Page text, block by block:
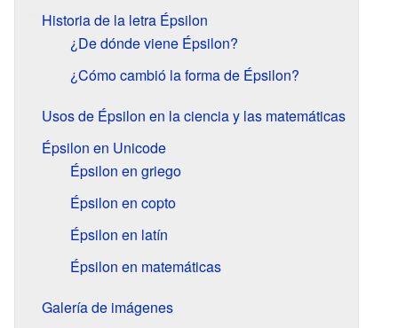
Historia de la letra Épsilon
¿De dónde viene Épsilon?
¿Cómo cambió la forma de Épsilon?
Usos de Épsilon en la ciencia y las matemáticas
Épsilon en Unicode
Épsilon en griego
Épsilon en copto
Épsilon en latín
Épsilon en matemáticas
Galería de imágenes